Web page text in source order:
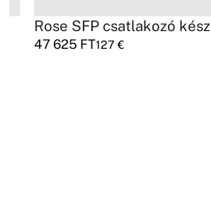
Rose SFP csatlakozó készlet
47 625FT 127€